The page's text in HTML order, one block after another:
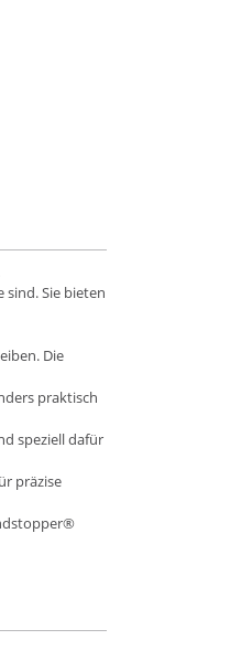
Sie bieten
Die
praktisch
speziell dafür
präzise